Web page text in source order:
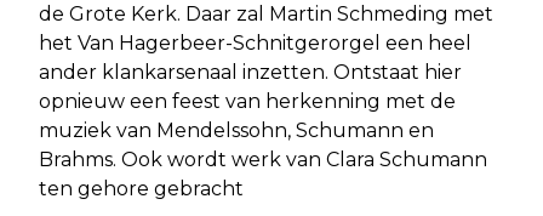
de Grote Kerk. Daar zal Martin Schmeding met
het Van Hagerbeer-Schnitgerorgel een heel
ander klankarsenaal inzetten. Ontstaat hier
opnieuw een feest van herkenning met de
muziek van Mendelssohn, Schumann en
Brahms. Ook wordt werk van Clara Schumann
ten gehore gebracht